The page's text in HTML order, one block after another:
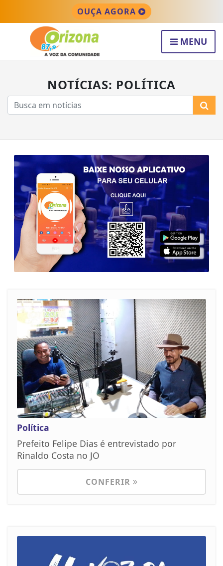
OUÇA AGORA
MENU
NOTÍCIAS: POLÍTICA
Política
Prefeito Felipe Dias é entrevistado por
Rinaldo Costa no JO
CONFERIR